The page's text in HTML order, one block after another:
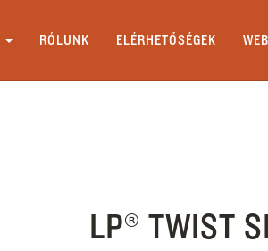
RÓLUNK ELÉRHETŐSÉGEK
LP® TWIST